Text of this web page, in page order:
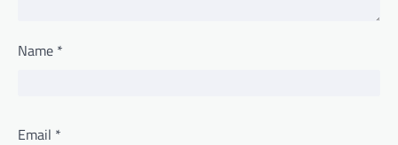
Name *
Email *